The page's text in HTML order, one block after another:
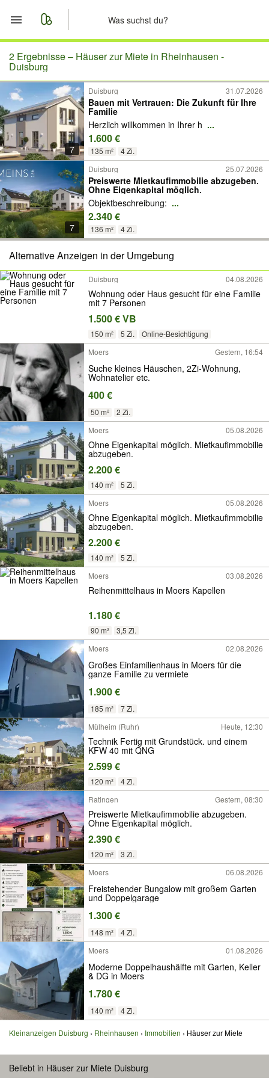
Start
Merkliste
Nachrichten
Anzeige aufgeben
2 Ergebnisse – Häuser zur Miete in Rheinhausen -
Duisburg
7
Duisburg 31.07.2026
Bauen mit Vertrauen: Die Zukunft für Ihre
Familie
Herzlich willkommen in Ihrer h ...
1.600 €
135 m² 4 Zi.
7
Duisburg 25.07.2026
Preiswerte Mietkaufimmobilie abzugeben.
Ohne Eigenkapital möglich.
Objektbeschreibung: ...
2.340 €
136 m² 4 Zi.
Alternative Anzeigen in der Umgebung
Duisburg 04.08.2026
Wohnung oder Haus gesucht für eine Familie
mit 7 Personen
1.500 € VB
150 m² 5 Zi.
Online-Besichtigung
Moers
Gestern, 16:54
Suche kleines Häuschen, 2Zi-Wohnung,
Wohnatelier etc.
400 €
50 m²
2 Zi.
Moers
05.08.2026
Ohne Eigenkapital möglich. Mietkaufimmobilie
abzugeben.
2.200 €
140 m²
5 Zi.
Moers
05.08.2026
Ohne Eigenkapital möglich. Mietkaufimmobilie
abzugeben.
2.200 €
140 m²
5 Zi.
Moers
03.08.2026
Reihenmittelhaus in Moers Kapellen
1.180 €
90 m²
3,5 Zi.
Moers
02.08.2026
Großes Einfamilienhaus in Moers für die
ganze Familie zu vermiete
1.900 €
185 m²
7 Zi.
Mülheim (Ruhr)
Heute, 12:30
Technik Fertig mit Grundstück. und einem
KFW 40 mit QNG
2.599 €
120 m²
4 Zi.
Ratingen
Gestern, 08:30
Preiswerte Mietkaufimmobilie abzugeben.
Ohne Eigenkapital möglich.
2.390 €
120 m²
3 Zi.
Moers
06.08.2026
Freistehender Bungalow mit großem Garten
und Doppelgarage
1.300 €
148 m²
4 Zi.
Moers
01.08.2026
Moderne Doppelhaushälfte mit Garten, Keller
& DG in Moers
1.780 €
140 m² 4 Zi.
Kleinanzeigen Duisburg Rheinhausen Immobilien Häuser zur Miete
Beliebt in Häuser zur Miete Duisburg